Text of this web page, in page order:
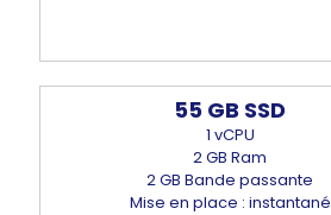
55 GB SSD
1 vCPU
2 GB Ram
2 GB Bande passante
Mise en place : instantané